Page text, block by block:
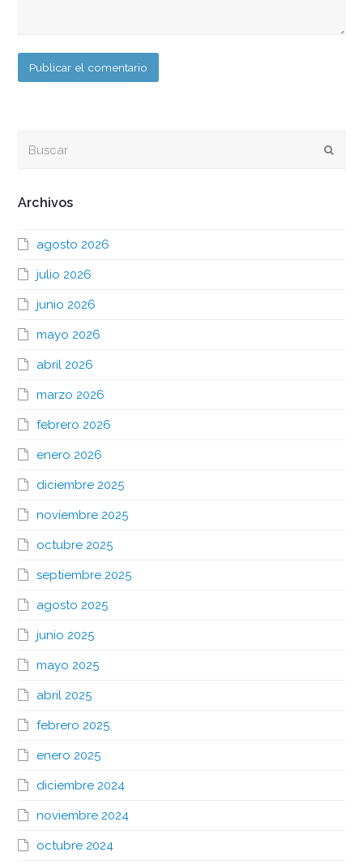
Archivos
agosto 2026
julio 2026
junio 2026
mayo 2026
abril 2026
marzo 2026
febrero 2026
enero 2026
diciembre 2025
noviembre 2025
octubre 2025
septiembre 2025
agosto 2025
junio 2025
mayo 2025
abril 2025
febrero 2025
enero 2025
diciembre 2024
noviembre 2024
octubre 2024